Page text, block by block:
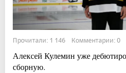
Прочитали: 1 146 Комментарии: 0
Алексей Кулемин уже
сборную.